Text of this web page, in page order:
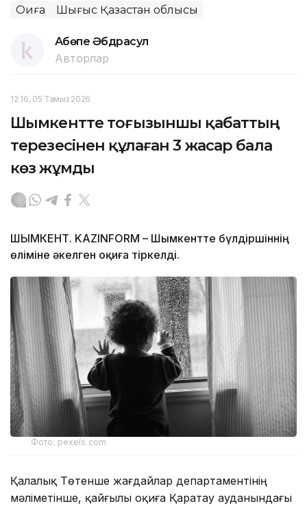
Оқиға Шығыс Қазақстан облысы
Ақбөпе Әбдрасул
Авторлар
12:16, 05 Тамыз 2026
Шымкентте тоғызыншы қабаттың
терезесінен құлаған 3 жасар бала
көз жұмды
ШЫМКЕНТ. KAZINFORM – Шымкентте бүлдіршіннің
өліміне әкелген оқиға тіркелді.
Фото: pexels.com
Қалалық Төтенше жағдайлар департаментінің
мәліметінше, қайғылы оқиға Қаратау ауданындағы